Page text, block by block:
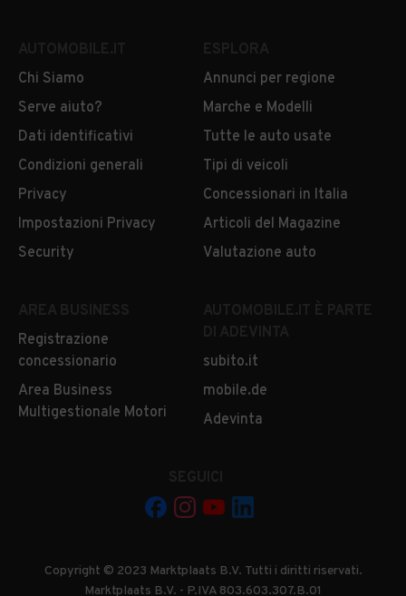
Chi Siamo
Serve aiuto?
Dati identificativi
Condizioni generali
Privacy
Impostazioni Privacy
Security
Annunci per regione
Marche e Modelli
Tutte le auto usate
Tipi di veicoli
Concessionari in Italia
Articoli del Magazine
Valutazione auto
Registrazione
concessionario
Area Business
Multigestionale Motori
subito.it
mobile.de
Adevinta
Copyright © 2023 Marktplaats B.V. Tutti i diritti riservati.
Marktplaats B.V. - P.IVA 803.603.307.B.01